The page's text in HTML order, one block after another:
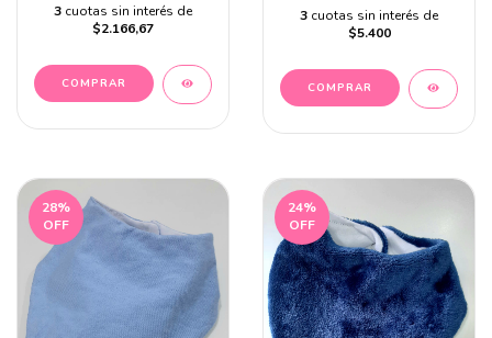
3 cuotas sin interés de
$2.166,67
COMPRAR
3 cuotas sin interés de
$5.400
28%
OFF
24%
OFF